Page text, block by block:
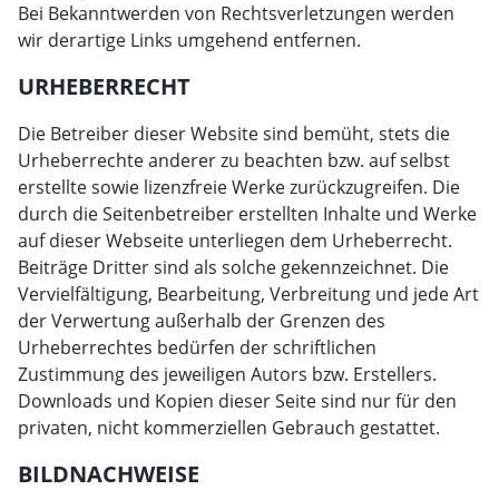
Bei Bekanntwerden von Rechtsverletzungen werden
wir derartige Links umgehend entfernen.
URHEBERRECHT
Die Betreiber dieser Website sind bemüht, stets die
Urheberrechte anderer zu beachten bzw. auf selbst
erstellte sowie lizenzfreie Werke zurückzugreifen. Die
durch die Seitenbetreiber erstellten Inhalte und Werke
auf dieser Webseite unterliegen dem Urheberrecht.
Beiträge Dritter sind als solche gekennzeichnet. Die
Vervielfältigung, Bearbeitung, Verbreitung und jede Art
der Verwertung außerhalb der Grenzen des
Urheberrechtes bedürfen der schriftlichen
Zustimmung des jeweiligen Autors bzw. Erstellers.
Downloads und Kopien dieser Seite sind nur für den
privaten, nicht kommerziellen Gebrauch gestattet.
BILDNACHWEISE